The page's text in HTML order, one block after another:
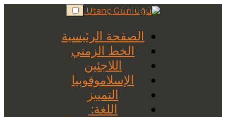
Skip
to
الصفحة الرئيسية
الخط الزمني
اللاجئين
الإسلاموفوبيا
التمييز
اللغة: